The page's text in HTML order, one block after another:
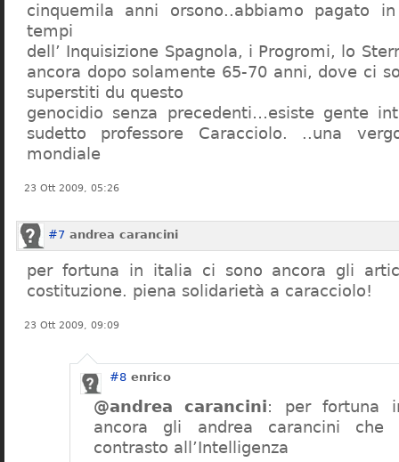
cinquemila anni orsono..abbiamo pagato
tempi
dell’ Inquisizione Spagnola, i Progromi, lo
ancora dopo solamente 65-70 anni, dove ci
superstiti du questo
genocidio senza precedenti…esiste gente
sudetto professore Caracciolo. ..una
mondiale
23 Ott 2009, 05:26
#7 andrea carancini
per fortuna in italia ci sono ancora gli
costituzione. piena solidarietà a caracciolo!
23 Ott 2009, 09:09
#8 enrico
@andrea carancini: per fortuna
ancora gli andrea carancini
contrasto all’Intelligenza